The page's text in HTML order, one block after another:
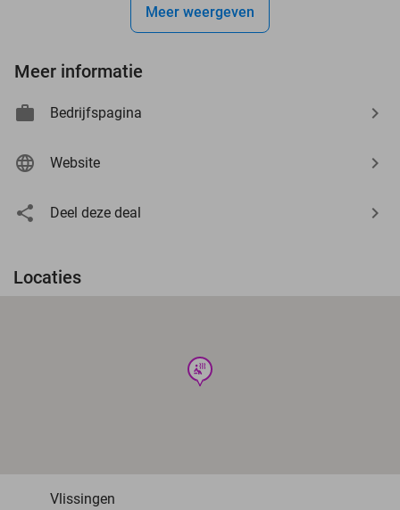
Meer weergeven
Meer informatie
Bedrijfspagina
Website
Deel deze deal
Locaties
wellness
Vlissingen